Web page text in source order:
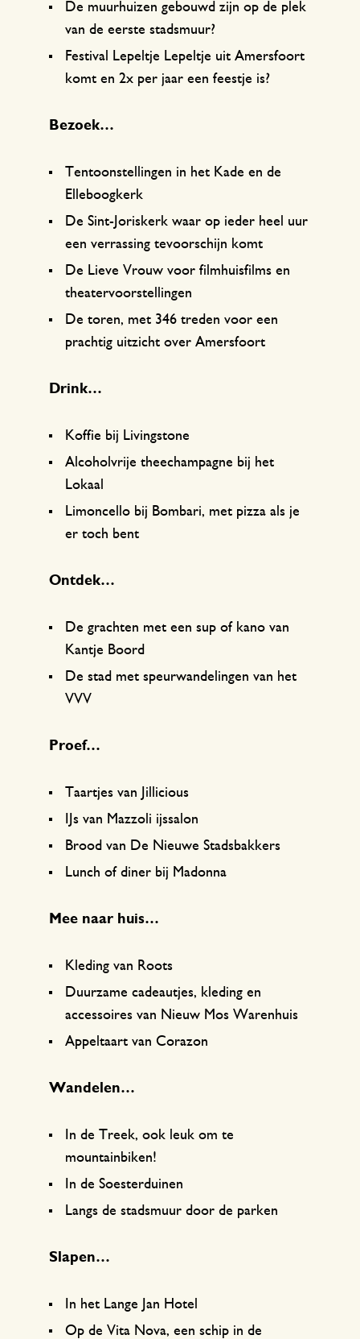
De muurhuizen gebouwd zijn op de plek
van de eerste stadsmuur?
Festival Lepeltje Lepeltje uit Amersfoort
komt en 2x per jaar een feestje is?
Bezoek…
Tentoonstellingen in het Kade en de
Elleboogkerk
De Sint-Joriskerk waar op ieder heel uur
een verrassing tevoorschijn komt
De Lieve Vrouw voor filmhuisfilms en
theatervoorstellingen
De toren, met 346 treden voor een
prachtig uitzicht over Amersfoort
Drink…
Koffie bij Livingstone
Alcoholvrije theechampagne bij het
Lokaal
Limoncello bij Bombari, met pizza als je
er toch bent
Ontdek…
De grachten met een sup of kano van
Kantje Boord
De stad met speurwandelingen van het
VVV
Proef…
Taartjes van Jillicious
IJs van Mazzoli ijssalon
Brood van De Nieuwe Stadsbakkers
Lunch of diner bij Madonna
Mee naar huis…
Kleding van Roots
Duurzame cadeautjes, kleding en
accessoires van Nieuw Mos Warenhuis
Appeltaart van Corazon
Wandelen…
In de Treek, ook leuk om te
mountainbiken!
In de Soesterduinen
Langs de stadsmuur door de parken
Slapen…
In het Lange Jan Hotel
Op de Vita Nova, een schip in de